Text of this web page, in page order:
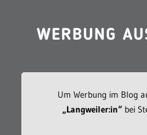
WERBUNG
Um Werbung im Blog
„Langweiler:in“bei